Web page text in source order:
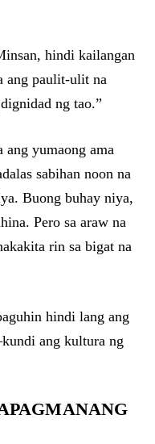
hindi kailangan
ang paulit-ulit na
ng tao.”
ang yumaong ama
sabihan noon na
Buong buhay niya,
Pero sa araw na
rin sa bigat na
hindi lang ang
ang kultura ng